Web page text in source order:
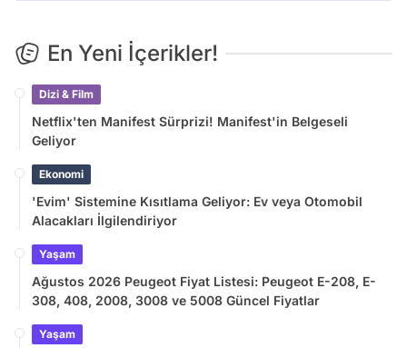
En Yeni İçerikler!
Dizi & Film
Netflix'ten Manifest Sürprizi! Manifest'in Belgeseli
Geliyor
Ekonomi
'Evim' Sistemine Kısıtlama Geliyor: Ev veya Otomobil
Alacakları İlgilendiriyor
Yaşam
Ağustos 2026 Peugeot Fiyat Listesi: Peugeot E-208, E-
308, 408, 2008, 3008 ve 5008 Güncel Fiyatlar
Yaşam